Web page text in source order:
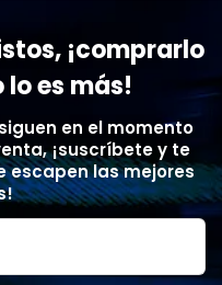
¡comprarlo
es más!
en el momento
¡suscríbete y te
escapen las mejores